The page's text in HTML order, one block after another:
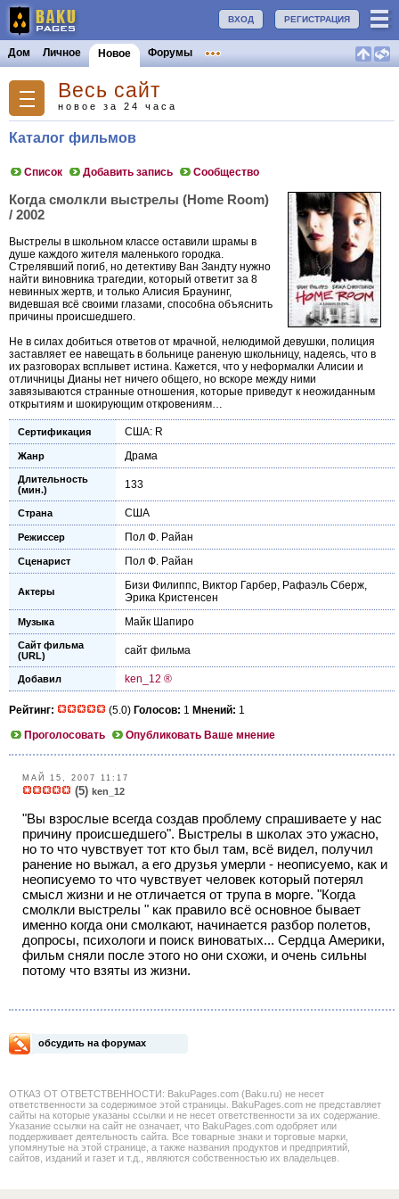
РЕГИСТРАЦИЯ
ВХОД
Дом Личное Новое Форумы
Весь сайт
новое за 24 часа
Каталог фильмов
Список Добавить запись Сообщество
Когда смолкли выстрелы (Home Room)
/ 2002
Выстрелы в школьном классе оставили шрамы в
душе каждого жителя маленького городка.
Стрелявший погиб, но детективу Ван Зандту нужно
найти виновника трагедии, который ответит за 8
невинных жертв, и только Алисия Браунинг,
видевшая всё своими глазами, способна объяснить
причины происшедшего.
Не в силах добиться ответов от мрачной, нелюдимой девушки, полиция
заставляет ее навещать в больнице раненую школьницу, надеясь, что в
их разговорах всплывет истина. Кажется, что у неформалки Алисии и
отличницы Дианы нет ничего общего, но вскоре между ними
завязываются странные отношения, которые приведут к неожиданным
открытиям и шокирующим откровениям…
Сертификация США: R
Жанр Драма
Длительность
(мин.)
133
Страна США
Режиссер Пол Ф. Райан
Сценарист Пол Ф. Райан
Актеры Бизи Филиппс, Виктор Гарбер, Рафаэль Сберж,
Эрика Кристенсен
Музыка Майк Шапиро
Сайт фильма
(URL)
сайт фильма
Добавил ken_12 ®
Рейтинг: (5.0) Голосов: 1 Мнений: 1
Проголосовать
Опубликовать Ваше мнение
МАЙ 15, 2007 11:17
(5) ken_12
"Вы взрослые всегда создав проблему спрашиваете у нас
причину происшедшего". Выстрелы в школах это ужасно,
но то что чувствует тот кто был там, всё видел, получил
ранение но выжал, а его друзья умерли - неописуемо, как и
неописуемо то что чувствует человек который потерял
смысл жизни и не отличается от трупа в морге. "Когда
смолкли выстрелы " как правило всё основное бывает
именно когда они смолкают, начинается разбор полетов,
допросы, психологи и поиск виноватых... Сердца Америки,
фильм сняли после этого но они схожи, и очень сильны
потому что взяты из жизни.
обсудить на форумах
ОТКАЗ ОТ ОТВЕТСТВЕННОСТИ: BakuPages.com (Baku.ru) не несет
ответственности за содержимое этой страницы. BakuPages.com не представляет
сайты на которые указаны ссылки и не несет ответственности за их содержание.
Указание ссылки на сайт не означает, что BakuPages.com одобряет или
поддерживает деятельность сайта. Все товарные знаки и торговые марки,
упомянутые на этой странице, а также названия продуктов и предприятий,
сайтов, изданий и газет и т.д., являются собственностью их владельцев.